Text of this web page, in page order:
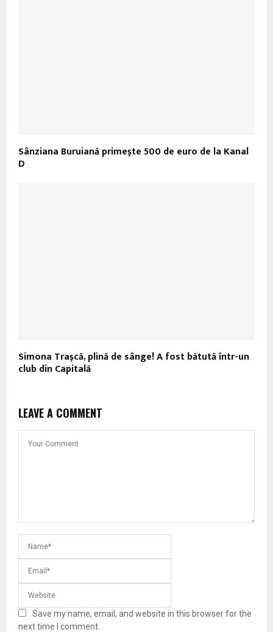
Sânziana Buruiană primeşte 500 de euro de la Kanal
D
Simona Traşcă, plină de sânge! A fost bătută într-un
club din Capitală
LEAVE A COMMENT
Save my name, email, and website in this browser for the
next time I comment.